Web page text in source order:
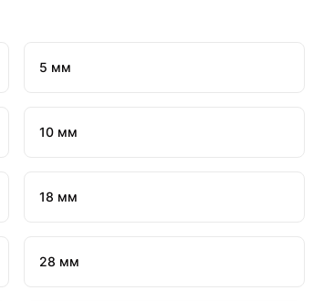
5 мм
10 мм
18 мм
28 мм